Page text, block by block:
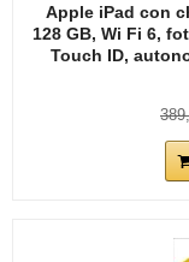
Apple iPad con
128 GB, Wi Fi 6,
Touch ID,